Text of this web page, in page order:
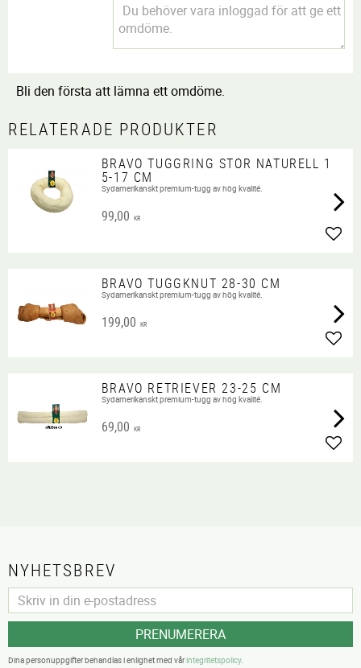
Bli den första att lämna ett omdöme.
RELATERADE PRODUKTER
BRAVO TUGGRING STOR NATURELL 1
5-17 CM
Sydamerikanskt premium-tugg av hög kvalité.
99,00 KR
BRAVO TUGGKNUT 28-30 CM
Sydamerikanskt premium-tugg av hög kvalité.
199,00 KR
BRAVO RETRIEVER 23-25 CM
Sydamerikanskt premium-tugg av hög kvalité.
69,00 KR
NYHETSBREV
PRENUMERERA
Dina personuppgifter behandlas i enlighet med vårintegritetspolicy.